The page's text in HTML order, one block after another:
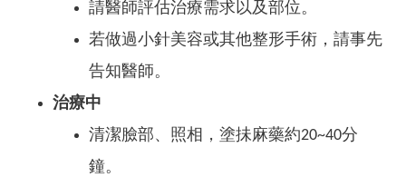
請醫師評估治療需求以及部位。
若做過小針美容或其他整形手術，請事先
告知醫師。
治療中
清潔臉部、照相，塗抺麻藥約20~40分
鐘。